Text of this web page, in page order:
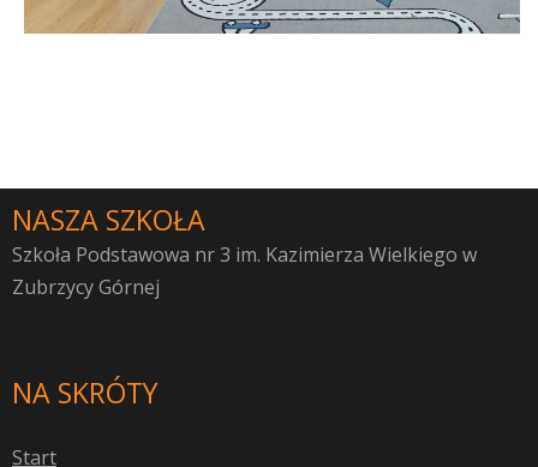
NASZA SZKOŁA
Szkoła Podstawowa nr 3 im. Kazimierza Wielkiego w
Zubrzycy Górnej
NA SKRÓTY
Start